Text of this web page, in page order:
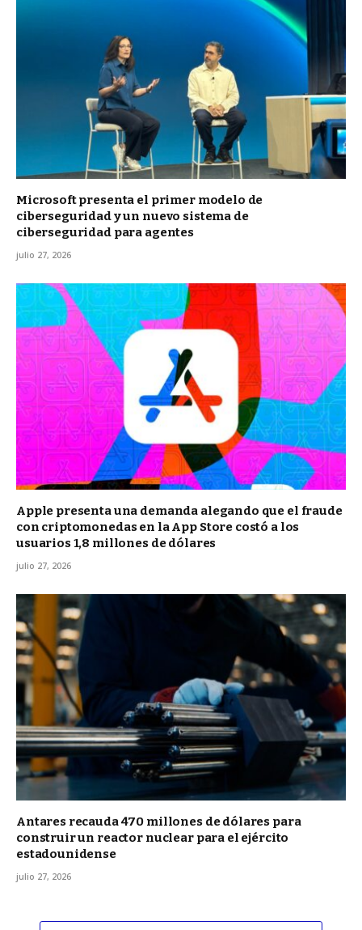
Microsoft presenta el primer modelo de
ciberseguridad y un nuevo sistema de
ciberseguridad para agentes
julio 27, 2026
Apple presenta una demanda alegando que el fraude
con criptomonedas en la App Store costó a los
usuarios 1,8 millones de dólares
julio 27, 2026
Antares recauda 470 millones de dólares para
construir un reactor nuclear para el ejército
estadounidense
julio 27, 2026